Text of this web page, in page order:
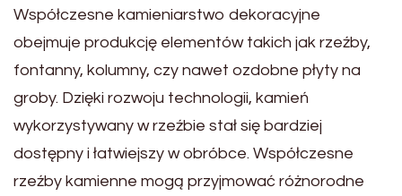
Współczesne kamieniarstwo dekoracyjne
obejmuje produkcję elementów takich jak rzeźby,
fontanny, kolumny, czy nawet ozdobne płyty na
groby. Dzięki rozwoju technologii, kamień
wykorzystywany w rzeźbie stał się bardziej
dostępny i łatwiejszy w obróbce. Współczesne
rzeźby kamienne mogą przyjmować różnorodne